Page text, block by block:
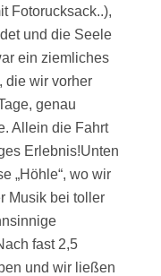
Fotorucksack..),
und die Seele
ein ziemliches
die wir vorher
genau
Allein die Fahrt
Erlebnis!Unten
„Höhle“, wo wir
Musik bei toller
fast 2,5
und wir ließen